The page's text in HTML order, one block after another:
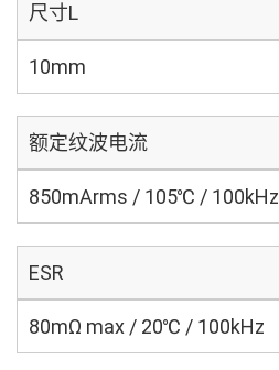
尺寸L
10mm
额定纹波电流
850mArms / 105℃ / 100kHz
ESR
80mΩ max / 20℃ / 100kHz